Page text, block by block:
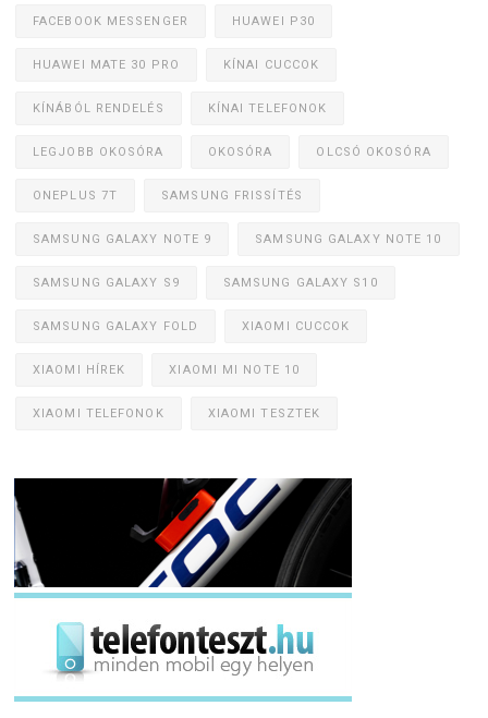
FACEBOOK MESSENGER HUAWEI P30
HUAWEI MATE 30 PRO KÍNAI CUCCOK
KÍNÁBÓL RENDELÉS KÍNAI TELEFONOK
LEGJOBB OKOSÓRA OKOSÓRA OLCSÓ OKOSÓRA
ONEPLUS 7T SAMSUNG FRISSÍTÉS
SAMSUNG GALAXY NOTE 9 SAMSUNG GALAXY NOTE 10
SAMSUNG GALAXY S9 SAMSUNG GALAXY S10
SAMSUNG GALAXY FOLD XIAOMI CUCCOK
XIAOMI HÍREK XIAOMI MI NOTE 10
XIAOMI TELEFONOK XIAOMI TESZTEK